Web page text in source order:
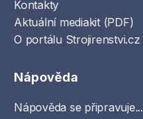
Kontakty
Aktuální mediakit (PDF)
O portálu Strojirenstvi.cz
Nápověda
Nápověda se připravuje...